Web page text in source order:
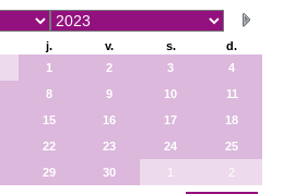
j. v. s.
d.
1 2 3
4
8 9 10
11
15 16 17
18
22 23 24
25
29 30 1 2